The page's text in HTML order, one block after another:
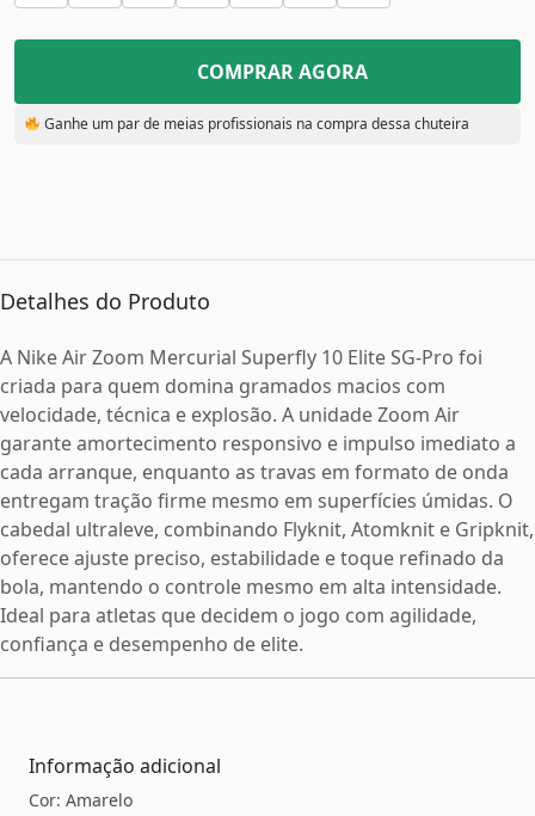
COMPRAR AGORA
Ganhe um par de meias profissionais na compra dessa chuteira
Detalhes do Produto
A Nike Air Zoom Mercurial Superfly 10 Elite SG-Pro foi
criada para quem domina gramados macios com
velocidade, técnica e explosão. A unidade Zoom Air
garante amortecimento responsivo e impulso imediato a
cada arranque, enquanto as travas em formato de onda
entregam tração firme mesmo em superfícies úmidas. O
cabedal ultraleve, combinando Flyknit, Atomknit e Gripknit,
oferece ajuste preciso, estabilidade e toque refinado da
bola, mantendo o controle mesmo em alta intensidade.
Ideal para atletas que decidem o jogo com agilidade,
confiança e desempenho de elite.
Informação adicional
Cor: Amarelo